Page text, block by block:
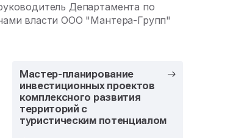
Департамента по
власти ООО "Мантера-Групп"
Мастер-планирование
инвестиционных проектов
комплексного развития
территорий с
туристическим потенциалом